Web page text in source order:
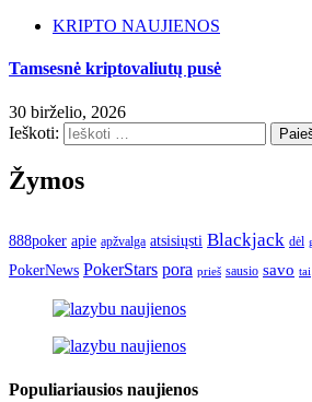
KRIPTO NAUJIENOS
Tamsesnė kriptovaliutų pusė
30 birželio, 2026
Ieškoti:
Žymos
888poker apie apžvalga atsisiųsti Blackjack dėl
PokerNews PokerStars pora prieš sausio savo tai
Populiariausios naujienos